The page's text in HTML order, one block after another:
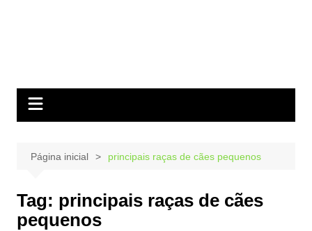
Página inicial principais raças de cães pequenos
Tag: principais raças de cães
pequenos